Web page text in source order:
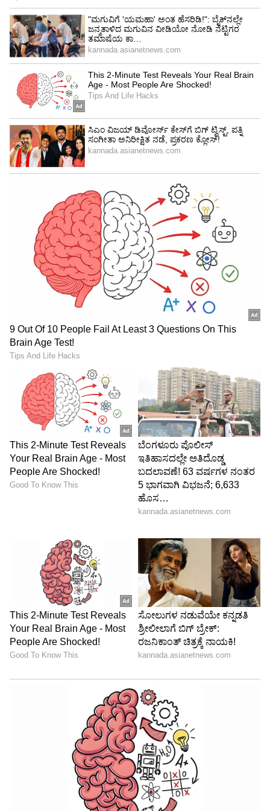
ತನ್ನ ಧ್ವನಿ ಡಿವೈಸ್ ನಲ್ಲಿ ಬರುವುದೆಂದು ಕರೆನ್ ಗೆ
ಗೊತ್ತಿರಲಿಲ್ಲವಂತೆ. ಇದು ಸಂಪೂರ್ಣವಾಗಿ ಸೀಕ್ರೆಟ್ ಆಗಿ
ನಡೆಯಿತು. ಕರೆನ್ (Karen Jacobson) ಆಯ್ಕೆ ಮಾಡಿದ
ಕೆಲಸ ಹೇಗಿತ್ತೆಂದರೆ, ದಿನಪೂರ್ತಿ ಸ್ಟುಡಿಯೋದಲ್ಲಿ ಕುಳಿತು
ಟನ್ ಗಟ್ಟಲೆ ನುಡಿಗಟ್ಟುಗಳನ್ನು ಓದುವ ಕೆಲಸ
ಮಾಡುತ್ತಿದ್ದರಂತೆ., ಆದರೆ ಏಕೆ ಇದನ್ನು ಮಾಡಲಾಗುತ್ತೆ ಎಂದು
ಅವರಿಗೆ ತಿಳಿದಿರಲಿಲ್ಲವಂತೆ. ವರ್ಷಗಳ ನಂತರ ಒಬ್ಬ ಸ್ನೇಹಿತೆ
ಕರೆ ಮಾಡಿ 'ನೀವು ನಮ್ಮ ಜಿಪಿಎಸ್ ನಲ್ಲಿ ಇದ್ದೀರಿ' ಎಂದು
ಹೇಳಿದಾಗಲೇ ಇವರಿಗೆ ತನ್ನ ಕೆಲಸ ಏನೆಂದು ತಿಳಿಯಿತು.
ಕರೆನ್ ಜಾಕೋಬ್ಸನ್ ಅದ್ಭುತ ಕಂಠ ಹೊಂದಿದ ಮಹಿಳೆ.
ಹೃದಯದಲ್ಲಿ, ಕರೆನ್ ಗೀತರಚನೆಗಾರ್ತಿ ಮತ್ತು ಗಾಯಕಿ.
ಯುನೈಟೆಡ್ ಸ್ಟೇಟ್ಸ್ನಲ್ಲಿ ಮುಂದಿನ ಒಲಿವಿಯಾ ನ್ಯೂಟನ್-
ಜಾನ್ ಆಗುವ ಮೂಲಕ ಪಾಪ್ ಸಂಗೀತ ಲೋಕವನ್ನೇ
ಆಳಬೇಕು ಎನ್ನುವುದು ಅವರ ಕನಸಾಗಿತ್ತು. ಆದರೆ ಆದದ್ದು
8
ಕರೆನ್ ಅವರ ಧ್ವನಿ ಕೇವಲ ಸಿರಿ ಮತ್ತು ಜಿಪಿಎಸ್ ಸಾಧನಗಳ
(GPS Device) ಧ್ವನಿಯಾಗಿ ಮಾತ್ರವಲ್ಲದೆ, ಟಿವಿಯಲ್ಲಿ